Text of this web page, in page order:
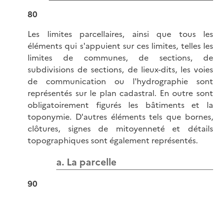
80
Les limites parcellaires, ainsi que tous les
éléments qui s'appuient sur ces limites, telles les
limites de communes, de sections, de
subdivisions de sections, de lieux-dits, les voies
de communication ou l'hydrographie sont
représentés sur le plan cadastral. En outre sont
obligatoirement figurés les bâtiments et la
toponymie. D'autres éléments tels que bornes,
clôtures, signes de mitoyenneté et détails
topographiques sont également représentés.
a. La parcelle
90